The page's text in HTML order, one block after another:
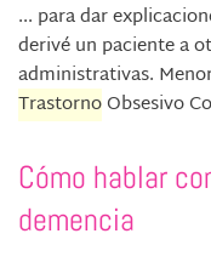
... para dar
derivé un paciente a
administrativas.
TrastornoObsesivo
Cómo hablar
demencia